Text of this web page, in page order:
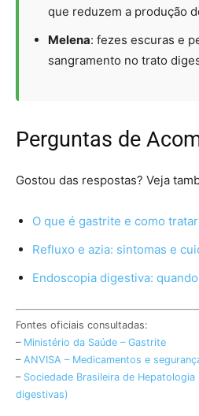
que reduzem a produção
Melena: fezes escuras e
sangramento no trato
Perguntas de
Gostou das respostas? Veja
O que é gastrite e como
Refluxo e azia: sintomas e
Endoscopia digestiva:
Fontes oficiais consultadas:
– Ministério da Saúde – Gastrite
– ANVISA – Medicamentos e
– Sociedade Brasileira de
digestivas)